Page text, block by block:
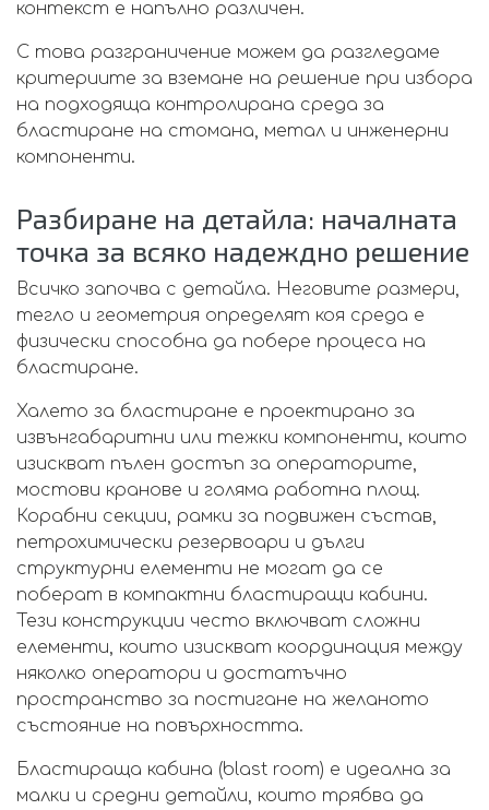
контекст е напълно различен.
С това разграничение можем да разгледаме
критериите за вземане на решение при избора
на подходяща контролирана среда за
бластиране на стомана, метал и инженерни
компоненти.
Разбиране на детайла: началната
точка за всяко надеждно решение
Всичко започва с детайла. Неговите размери,
тегло и геометрия определят коя среда е
физически способна да побере процеса на
бластиране.
Халето за бластиране е проектирано за
извънгабаритни или тежки компоненти, които
изискват пълен достъп за операторите,
мостови кранове и голяма работна площ.
Корабни секции, рамки за подвижен състав,
петрохимически резервоари и дълги
структурни елементи не могат да се
поберат в компактни бластиращи кабини.
Тези конструкции често включват сложни
елементи, които изискват координация между
няколко оператори и достатъчно
пространство за постигане на желаното
състояние на повърхността.
Бластираща кабина (blast room) е идеална за
малки и средни детайли, които трябва да